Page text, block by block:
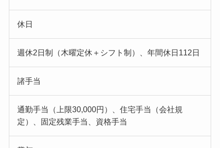
休日
週休2日制（木曜定休＋シフト制）、年間休日112日
諸手当
通勤手当（上限30,000円）、住宅手当（会社規
定）、固定残業手当、資格手当